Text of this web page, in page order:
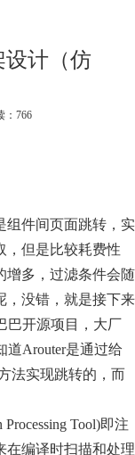
设计（仿
：766
组件间页面跳转，实
，但是比较耗费性
增多，过滤条件会随
，没错，就是接下来
巴开源项目，大厂
道Arouter是通过给
法实现跳转的，而
Tool)即注
在编译时扫描和处理